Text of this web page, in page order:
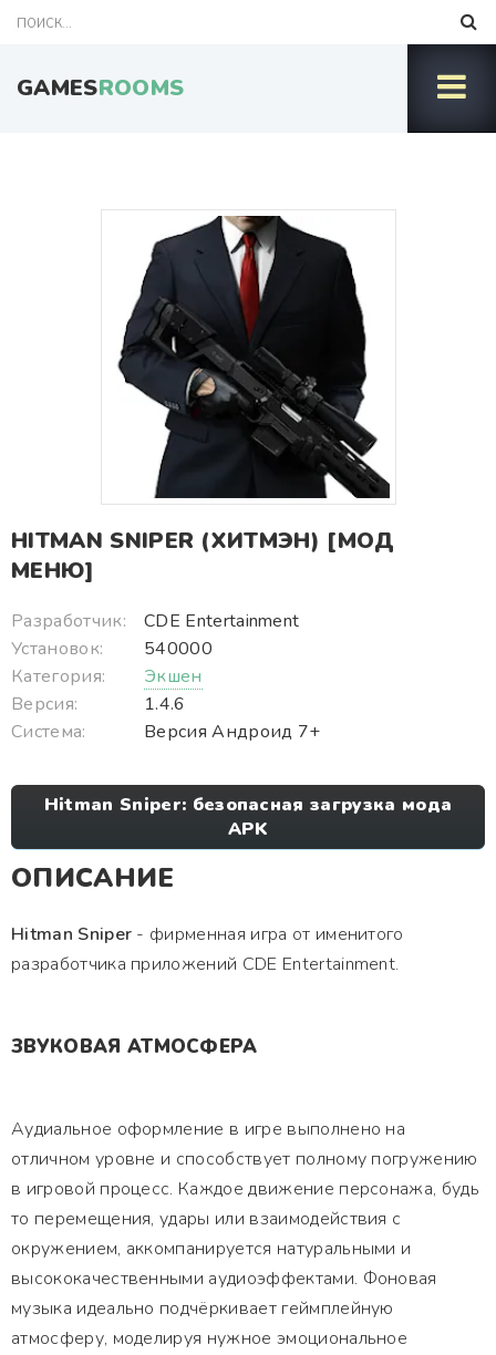
GAMESROOMS
HITMAN SNIPER (ХИТМЭН) [МОД
МЕНЮ]
Разработчик:
CDE Entertainment
Установок:
540000
Категория:
Экшен
Версия:
1.4.6
Система:
Версия Андроид 7+
Hitman Sniper: безопасная загрузка мода
APK
ОПИСАНИЕ
Hitman Sniper - фирменная игра от именитого
разработчика приложений CDE Entertainment.
ЗВУКОВАЯ АТМОСФЕРА
Аудиальное оформление в игре выполнено на
отличном уровне и способствует полному погружению
в игровой процесс. Каждое движение персонажа, будь
то перемещения, удары или взаимодействия с
окружением, аккомпанируется натуральными и
высококачественными аудиоэффектами. Фоновая
музыка идеально подчёркивает геймплейную
атмосферу, моделируя нужное эмоциональное